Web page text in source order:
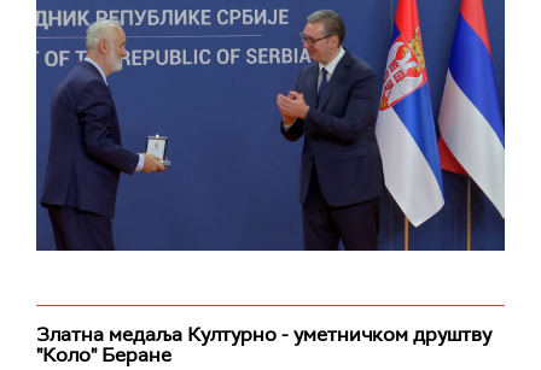
Златна медаља Културно - уметничком друштву
"Коло" Беране